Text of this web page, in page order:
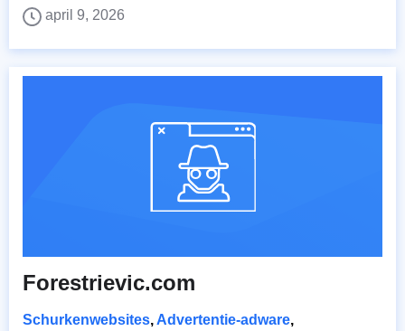
april 9, 2026
Forestrievic.com
Schurkenwebsites,Advertentie-adware,